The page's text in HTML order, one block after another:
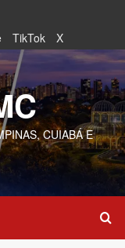
TikTok X
CUIABÁ E